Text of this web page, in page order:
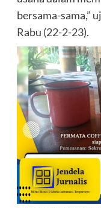
bersama-sama,”
Rabu (22-2-23).